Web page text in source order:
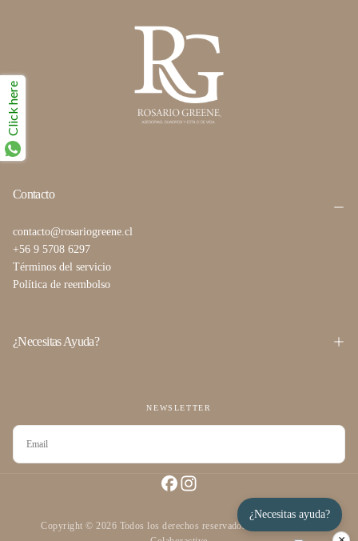
¿Necesitas ayuda?
Contacto
contacto@rosariogreene.cl
+56 9 5708 6297
Términos del servicio
Política de reembolso
¿Necesitas Ayuda?
NEWSLETTER
CORREO
ELECTRÓNICO
SUSCRIBIRSE
Copyright © 2026 Todos los derechos reservados desarrollado por
Click here